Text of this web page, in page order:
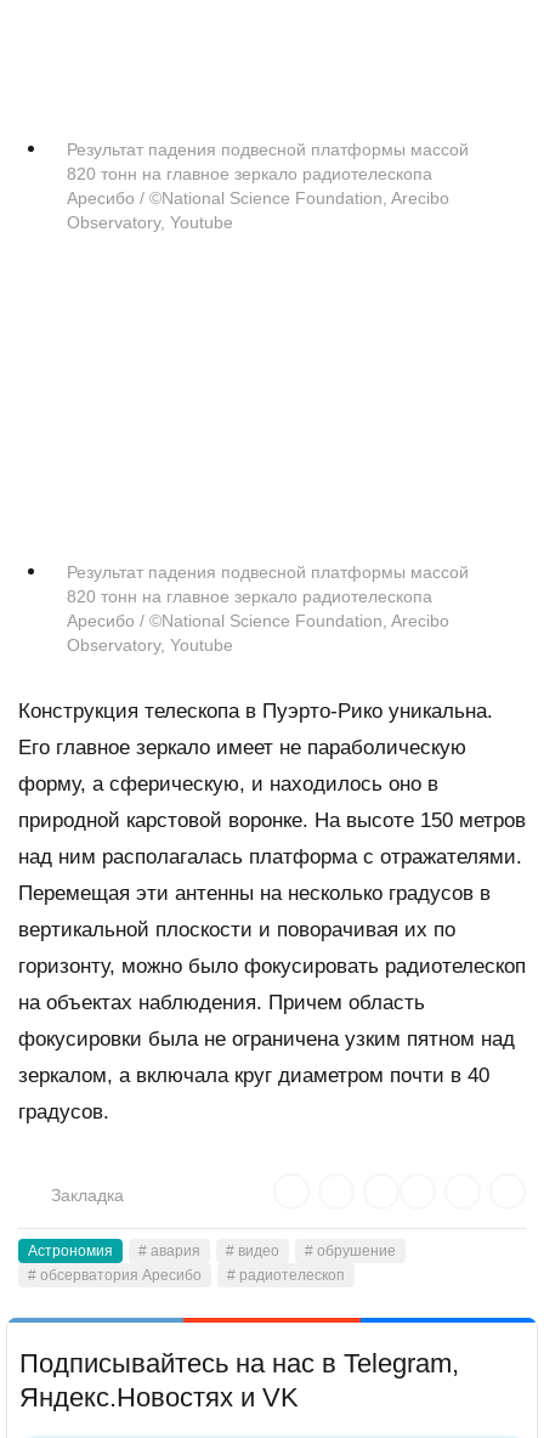
Результат падения подвесной платформы массой
820 тонн на главное зеркало радиотелескопа
Аресибо / ©National Science Foundation, Arecibo
Observatory, Youtube
Результат падения подвесной платформы массой
820 тонн на главное зеркало радиотелескопа
Аресибо / ©National Science Foundation, Arecibo
Observatory, Youtube
Конструкция телескопа в Пуэрто-Рико уникальна.
Его главное зеркало имеет не параболическую
форму, а сферическую, и находилось оно в
природной карстовой воронке. На высоте 150 метров
над ним располагалась платформа с отражателями.
Перемещая эти антенны на несколько градусов в
вертикальной плоскости и поворачивая их по
горизонту, можно было фокусировать радиотелескоп
на объектах наблюдения. Причем область
фокусировки была не ограничена узким пятном над
зеркалом, а включала круг диаметром почти в 40
градусов.
Закладка
Астрономия # авария # видео
# обрушение
# обсерватория Аресибо
# радиотелескоп
Подписывайтесь на нас в Telegram,
Яндекс.Новостях и VK